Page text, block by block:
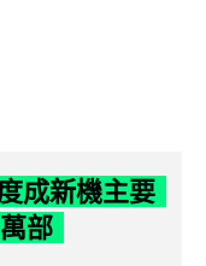
成新機主要
部